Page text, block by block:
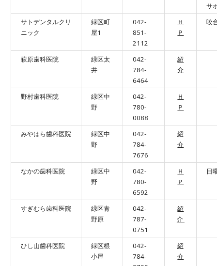
サ
サトデンタルクリ
ニック
緑区町
屋1
042-
851-
2112
Ｈ
Ｐ
咬
萩原歯科医院
緑区太
井
042-
784-
6464
紹
介
野村歯科医院
緑区中
野
042-
780-
0088
Ｈ
Ｐ
みやはら歯科医院
緑区中
野
042-
784-
7676
紹
介
なかの歯科医院
緑区中
野
042-
780-
6592
Ｈ
Ｐ
日
すぎむら歯科医院
緑区青
野原
042-
787-
0751
紹
介
ひし山歯科医院
緑区根
小屋
042-
784-
紹
介